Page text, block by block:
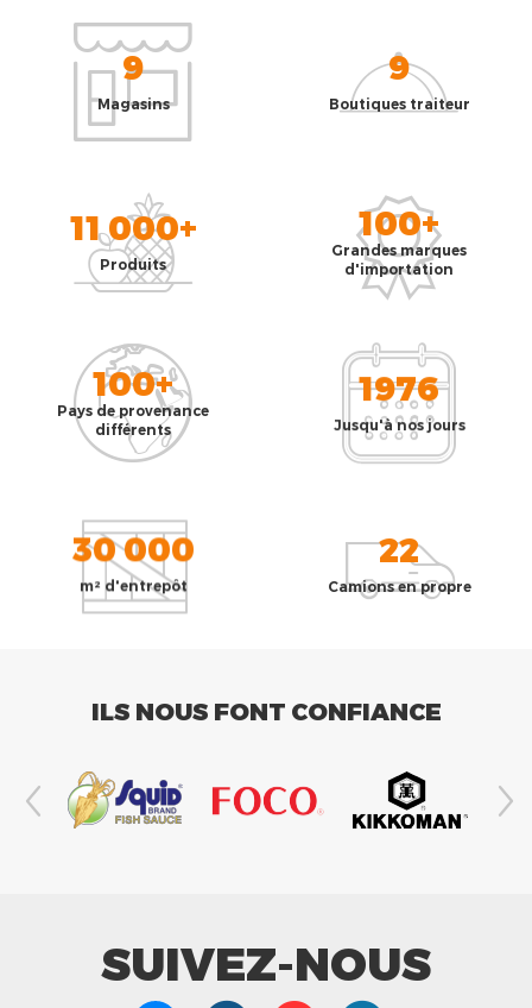
9
Magasins
9
Boutiques traiteur
11 000+
Produits
100+
Grandes marques
d'importation
100+
Pays de provenance
différents
1976
Jusqu'à nos jours
30 000
m² d'entrepôt
22
Camions en propre
ILS NOUS FONT CONFIANCE
SUIVEZ-NOUS